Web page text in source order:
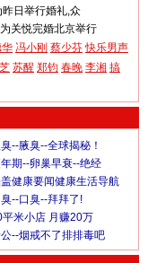
昨日举行婚礼,众
关悦完婚北京举行
冯小刚 蔡少芬 快乐男声
苏醒 郑钧 春晚 李湘 搞
--腋臭--全球揭秘！
期--卵巢早衰--绝经
健康要闻健康生活导航
--口臭--拜拜了!
平米小店 月赚20万
--烟戒不了排排毒吧